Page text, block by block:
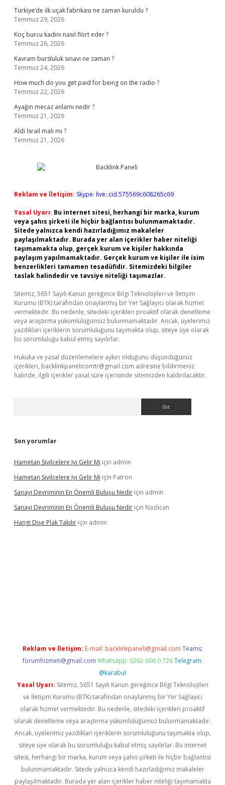
Türkiye’de ilk uçak fabrikası ne zaman kuruldu ?
Temmuz 29, 2026
Koç burcu kadını nasıl flört eder ?
Temmuz 26, 2026
Kavram bursluluk sınavı ne zaman ?
Temmuz 24, 2026
How much do you get paid for being on the radio ?
Temmuz 22, 2026
Ayağın mecaz anlamı nedir ?
Temmuz 21, 2026
Aldi İsrail malı mı ?
Temmuz 21, 2026
Reklam ve İletişim: Skype: live:.cid.575569c608265c69
Yasal Uyarı: Bu internet sitesi, herhangi bir marka, kurum
veya şahıs şirketi ile hiçbir bağlantısı bulunmamaktadır.
Sitede yalnızca kendi hazırladığımız makaleler
paylaşılmaktadır. Burada yer alan içerikler haber niteliği
taşımamakta olup, gerçek kurum ve kişiler hakkında
paylaşım yapılmamaktadır. Gerçek kurum ve kişiler ile isim
benzerlikleri tamamen tesadüfidir. Sitemizdeki bilgiler
taslak halindedir ve tavsiye niteliği taşımazlar.
Sitemiz, 5651 Sayılı Kanun gereğince Bilgi Teknolojileri ve İletişim
Kurumu (BTK) tarafından onaylanmış bir Yer Sağlayıcı olarak hizmet
vermektedir. Bu nedenle, sitedeki içerikleri proaktif olarak denetleme
veya araştırma yükümlülüğümüz bulunmamaktadır. Ancak, üyelerimiz
yazdıkları içeriklerin sorumluluğunu taşımakta olup, siteye üye olarak
bu sorumluluğu kabul etmiş sayılırlar.
Hukuka ve yasal düzenlemelere aykırı olduğunu düşündüğünüz
içerikleri, backlinkpanelicomtr@gmail.com adresine bildirmeniz
halinde, ilgili içerikler yasal süre içerisinde sitemizden kaldırılacaktır.
Son yorumlar
Hametan Sivilcelere Iyi Gelir Mi için admin
Hametan Sivilcelere Iyi Gelir Mi için Patron
Sanayi Devriminin En Önemli Buluşu Nedir için admin
Sanayi Devriminin En Önemli Buluşu Nedir için Nazlıcan
Hangi Dişe Plak Takılır için admin
Reklam ve İletişim: E-mail: backlinkpaneli@gmail.com Teams:
forumhizmeti@gmail.com Whatsapp: 0262 606 0 726 Telegram:
@karabul
Yasal Uyarı: Sitemiz, 5651 Sayılı Kanun gereğince Bilgi Teknolojileri
ve İletişim Kurumu (BTK) tarafından onaylanmış bir Yer Sağlayıcı
olarak hizmet vermektedir. Bu nedenle, sitedeki içerikleri proaktif
olarak denetleme veya araştırma yükümlülüğümüz bulunmamaktadır.
Ancak, üyelerimiz yazdıkları içeriklerin sorumluluğunu taşımakta olup,
siteye üye olarak bu sorumluluğu kabul etmiş sayılırlar. Bu internet
sitesi, herhangi bir marka, kurum veya şahıs şirketi ile hiçbir bağlantısı
bulunmamaktadır. Sitede yalnızca kendi hazırladığımız makaleler
paylaşılmaktadır. Burada yer alan içerikler haber niteliği taşımamakta